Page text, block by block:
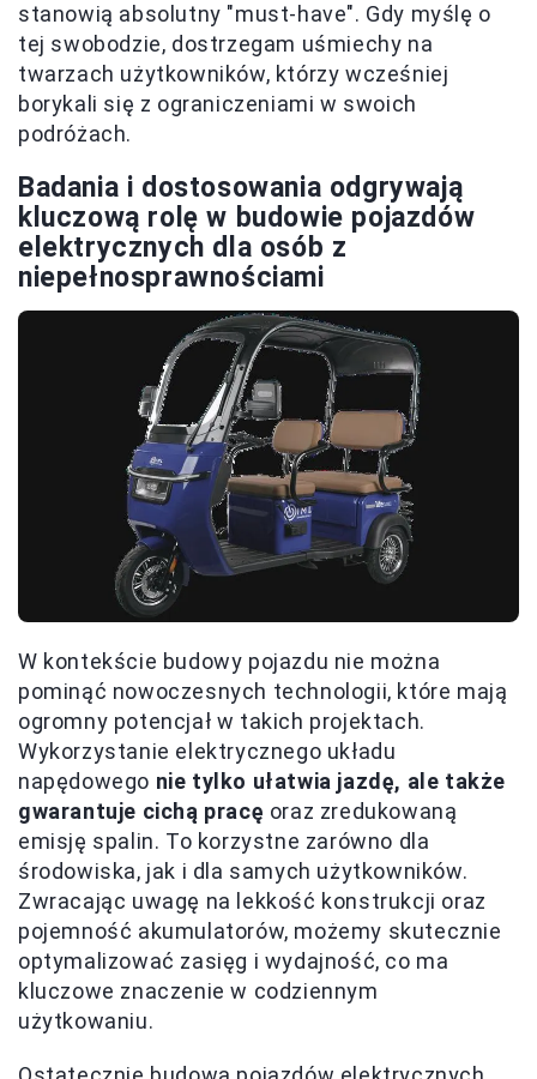
stanowią absolutny "must-have". Gdy myślę o
tej swobodzie, dostrzegam uśmiechy na
twarzach użytkowników, którzy wcześniej
borykali się z ograniczeniami w swoich
podróżach.
Badania i dostosowania odgrywają
kluczową rolę w budowie pojazdów
elektrycznych dla osób z
niepełnosprawnościami
W kontekście budowy pojazdu nie można
pominąć nowoczesnych technologii, które mają
ogromny potencjał w takich projektach.
Wykorzystanie elektrycznego układu
napędowego nie tylko ułatwia jazdę, ale także
gwarantuje cichą pracę oraz zredukowaną
emisję spalin. To korzystne zarówno dla
środowiska, jak i dla samych użytkowników.
Zwracając uwagę na lekkość konstrukcji oraz
pojemność akumulatorów, możemy skutecznie
optymalizować zasięg i wydajność, co ma
kluczowe znaczenie w codziennym
użytkowaniu.